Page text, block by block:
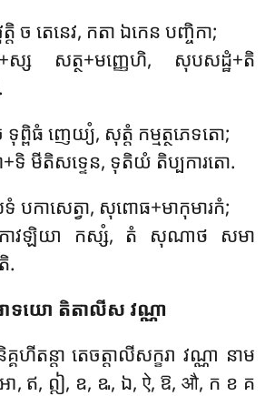
ត្តិ ច តេនេវ, កតា ឯកេន បញ្ចិកា;
+ស្ស សត្ថ+មញ្ញេហិ, សុបសដ្ឋំ+តិ
ទុព្ពិធំ ញេយ្យំ, សុត្តំ កម្មត្ថភេទតោ;
+ទិ មីតិសទ្ទេន, ទុតិយំ តិប្បការតោ.
បកាសេត្វា, សុពោធ+មាកុមារកំ;
កាវឡិយា កស្សំ, តំ សុណាថ សមា
.
ទយោ តិតាលីស វណ្ណា
គ្គហីតន្តា តេចត្តាលីសក្ខរា វណ្ណា នាម
ា, ឥ, ឦ, ឧ, ឩ, ឯ, ऐ, ឱ, औ, ក ខ គ